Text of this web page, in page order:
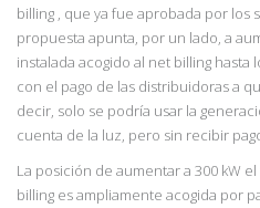
billing , que ya fue aprobada por los
propuesta apunta, por un lado, a
instalada acogido al net billing hasta
con el pago de las distribuidoras a
decir, solo se podría usar la
cuenta de la luz, pero sin recibir
La posición de aumentar a 300 kW
billing es ampliamente acogida por